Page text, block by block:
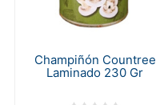
Champiñón Countree
Laminado 230 Gr